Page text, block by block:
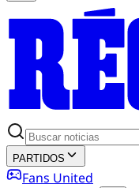
PARTIDOS
Fans United